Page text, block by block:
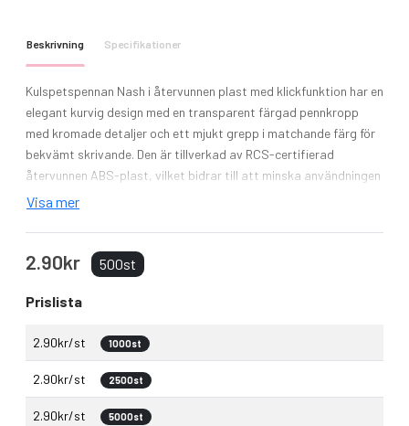
Beskrivning Specifikationer
Kulspetspennan Nash i återvunnen plast med klickfunktion har en
elegant kurvig design med en transparent färgad pennkropp
med kromade detaljer och ett mjukt grepp i matchande färg för
bekvämt skrivande. Den är tillverkad av RCS-certifierad
återvunnen ABS-plast, vilket bidrar till att minska användningen
av jungfruliga material samtidigt som hållbarheten bibehålls. En
innehåller återvunnet material. Bläckfärg: Blå. NIB-storlek: 1,0
mm. Skrivlängd: 1000 meter.
Visa mer
2.90kr 500st
Prislista
2.90kr/st 1000st
2.90kr/st 2500st
2.90kr/st 5000st